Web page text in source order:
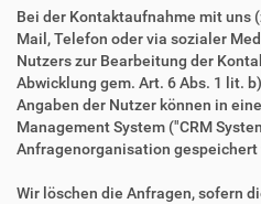
Bei der Kontaktaufnahme mit uns
Mail, Telefon oder via sozialer
Nutzers zur Bearbeitung der
Abwicklung gem. Art. 6 Abs. 1 lit.
Angaben der Nutzer können in
Management System ("CRM
Anfragenorganisation gespeichert
Wir löschen die Anfragen, sofern